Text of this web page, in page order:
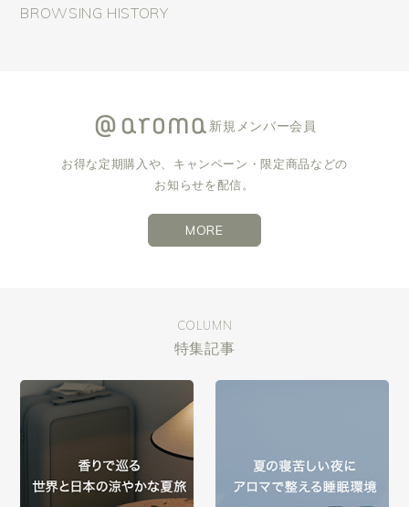
BROWSING HISTORY
新規メンバー会員
お得な定期購入や、キャンペーン・限定商品などの
お知らせを配信。
MORE
COLUMN
特集記事